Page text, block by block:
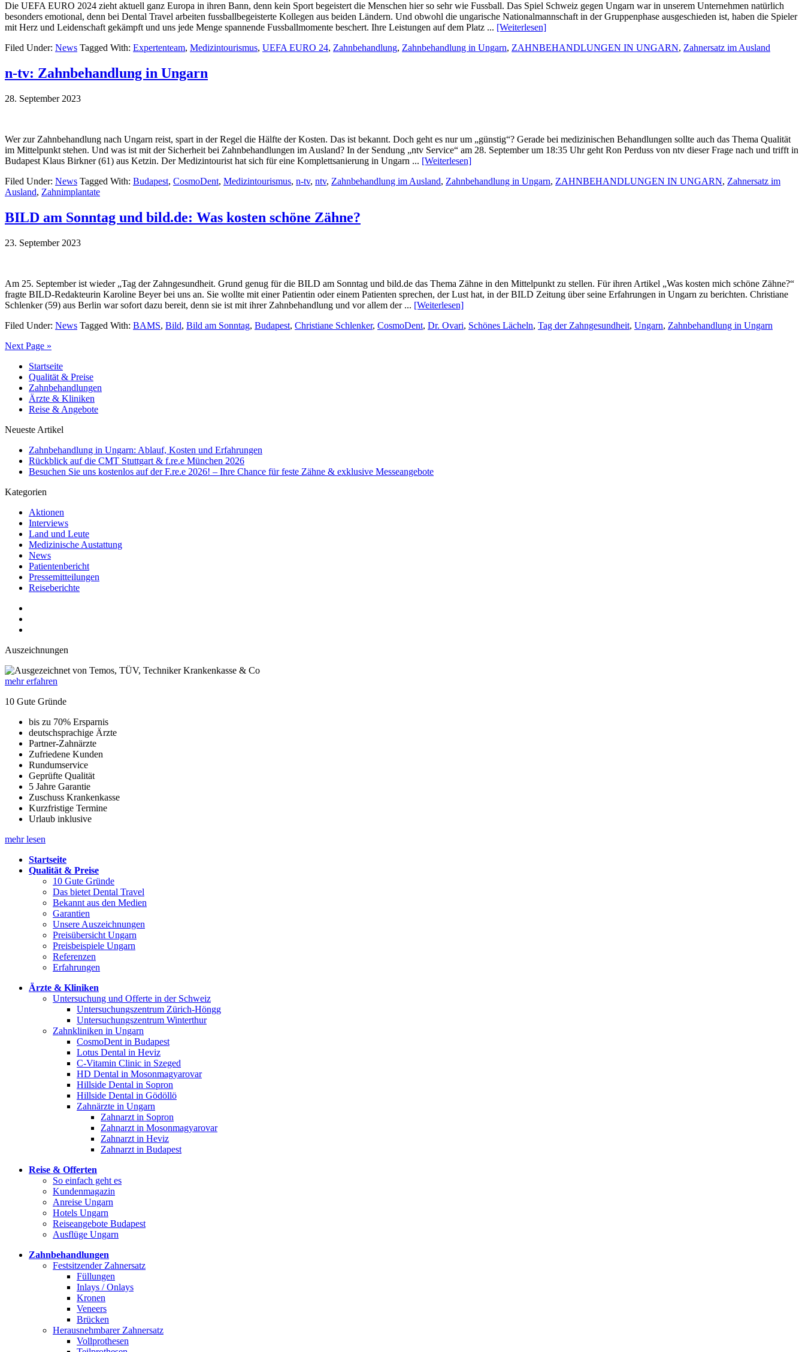
Die UEFA EURO 2024 zieht aktuell ganz Europa in ihren Bann, denn kein Sport begeistert die Menschen hier so sehr wie Fussball. Das Spiel Schweiz gegen Ungarn war in unserem Unternehmen natürlich
besonders emotional, denn bei Dental Travel arbeiten fussballbegeisterte Kollegen aus beiden Ländern. Und obwohl die ungarische Nationalmannschaft in der Gruppenphase ausgeschieden ist, haben die Spieler
mit Herz und Leidenschaft gekämpft und uns jede Menge spannende Fussballmomente beschert. Ihre Leistungen auf dem Platz ... [Weiterlesen]
Filed Under: News Tagged With: Expertenteam, Medizintourismus, UEFA EURO 24, Zahnbehandlung, Zahnbehandlung in Ungarn, ZAHNBEHANDLUNGEN IN UNGARN, Zahnersatz im Ausland
n-tv: Zahnbehandlung in Ungarn
28. September 2023
Wer zur Zahnbehandlung nach Ungarn reist, spart in der Regel die Hälfte der Kosten. Das ist bekannt. Doch geht es nur um „günstig“? Gerade bei medizinischen Behandlungen sollte auch das Thema Qualität
im Mittelpunkt stehen. Und was ist mit der Sicherheit bei Zahnbehandlungen im Ausland? In der Sendung „ntv Service“ am 28. September um 18:35 Uhr geht Ron Perduss von ntv dieser Frage nach und trifft in
Budapest Klaus Birkner (61) aus Ketzin. Der Medizintourist hat sich für eine Komplettsanierung in Ungarn ... [Weiterlesen]
Filed Under: News Tagged With: Budapest, CosmoDent, Medizintourismus, n-tv, ntv, Zahnbehandlung im Ausland, Zahnbehandlung in Ungarn, ZAHNBEHANDLUNGEN IN UNGARN, Zahnersatz im
Ausland, Zahnimplantate
BILD am Sonntag und bild.de: Was kosten schöne Zähne?
23. September 2023
Am 25. September ist wieder „Tag der Zahngesundheit. Grund genug für die BILD am Sonntag und bild.de das Thema Zähne in den Mittelpunkt zu stellen. Für ihren Artikel „Was kosten mich schöne Zähne?“
fragte BILD-Redakteurin Karoline Beyer bei uns an. Sie wollte mit einer Patientin oder einem Patienten sprechen, der Lust hat, in der BILD Zeitung über seine Erfahrungen in Ungarn zu berichten. Christiane
Schlenker (59) aus Berlin war sofort dazu bereit, denn sie ist mit ihrer Zahnbehandlung und vor allem der ... [Weiterlesen]
Filed Under: News Tagged With: BAMS, Bild, Bild am Sonntag, Budapest, Christiane Schlenker, CosmoDent, Dr. Ovari, Schönes Lächeln, Tag der Zahngesundheit, Ungarn, Zahnbehandlung in Ungarn
Next Page »
Startseite
Qualität & Preise
Zahnbehandlungen
Ärzte & Kliniken
Reise & Angebote
Neueste Artikel
Zahnbehandlung in Ungarn: Ablauf, Kosten und Erfahrungen
Rückblick auf die CMT Stuttgart & f.re.e München 2026
Besuchen Sie uns kostenlos auf der F.re.e 2026! – Ihre Chance für feste Zähne & exklusive Messeangebote
Kategorien
Aktionen
Interviews
Land und Leute
Medizinische Austattung
News
Patientenbericht
Pressemitteilungen
Reiseberichte
Auszeichnungen
mehr erfahren
10 Gute Gründe
bis zu 70% Ersparnis
deutschsprachige Ärzte
Partner-Zahnärzte
Zufriedene Kunden
Rundumservice
Geprüfte Qualität
5 Jahre Garantie
Zuschuss Krankenkasse
Kurzfristige Termine
Urlaub inklusive
mehr lesen
Startseite
Qualität & Preise
10 Gute Gründe
Das bietet Dental Travel
Bekannt aus den Medien
Garantien
Unsere Auszeichnungen
Preisübersicht Ungarn
Preisbeispiele Ungarn
Referenzen
Erfahrungen
Ärzte & Kliniken
Untersuchung und Offerte in der Schweiz
Untersuchungszentrum Zürich-Höngg
Untersuchungszentrum Winterthur
Zahnkliniken in Ungarn
CosmoDent in Budapest
Lotus Dental in Heviz
C-Vitamin Clinic in Szeged
HD Dental in Mosonmagyarovar
Hillside Dental in Sopron
Hillside Dental in Gödöllö
Zahnärzte in Ungarn
Zahnarzt in Sopron
Zahnarzt in Mosonmagyarovar
Zahnarzt in Heviz
Zahnarzt in Budapest
Reise & Offerten
So einfach geht es
Kundenmagazin
Anreise Ungarn
Hotels Ungarn
Reiseangebote Budapest
Ausflüge Ungarn
Zahnbehandlungen
Festsitzender Zahnersatz
Füllungen
Inlays / Onlays
Kronen
Veneers
Brücken
Herausnehmbarer Zahnersatz
Vollprothesen